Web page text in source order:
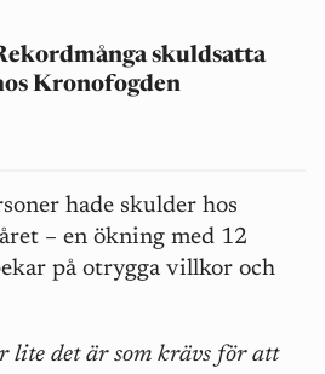
skuldsatta
Kronofogden
hade skulder hos
– en ökning med 12
på otrygga villkor och
lite det är som krävs för att